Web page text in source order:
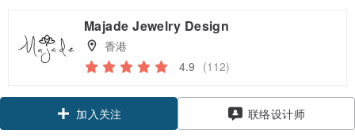
Majade Jewelry Design
香港
4.9 (112)
加入关注 联络设计师